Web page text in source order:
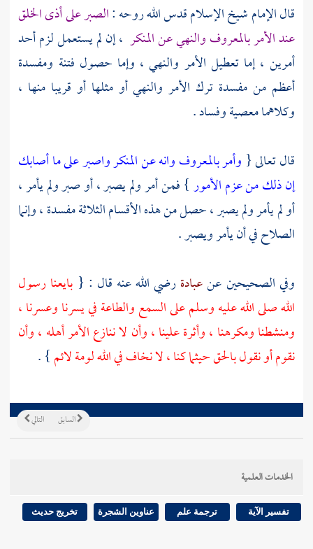
قال الإمامشيخ الإسلامقدس الله روحه :الصبر على أذى الخلق
عند الأمر بالمعروف والنهي عن المنكر ، إن لم يستعمل لزم أحد
أمرين ، إما تعطيل الأمر والنهي ، وإما حصول فتنة ومفسدة
أعظم من مفسدة ترك الأمر والنهي أو مثلها أو قريبا منها ،
وكلاهما معصية وفساد .
قال تعالى { وأمر بالمعروف وانه عن المنكر واصبر على ما أصابك
إن ذلك من عزم الأمور} فمن أمر ولم يصبر ، أو صبر ولم يأمر ،
أو لم يأمر ولم يصبر ، حصل من هذه الأقسام الثلاثة مفسدة ، وإنما
الصلاح في أن يأمر ويصبر .
وفي الصحيحين عنعبادةرضي الله عنه قال : { بايعنا رسول
الله صلى الله عليه وسلم على السمع والطاعة في يسرنا وعسرنا ،
ومنشطنا ومكرهنا ، وأثرة علينا ، وأن لا ننازع الأمر أهله ، وأن
نقوم أو نقول بالحق حيثما كنا ، لا نخاف في الله لومة لائم} .
التالي السابق
الخدمات العلمية
تفسير الآية ترجمة علم عناوين الشجرة تخريج حديث